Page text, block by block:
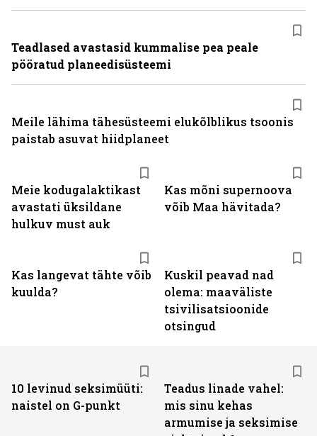
Meie kodugalaktikast
avastati üksildane
hulkuv must auk
Kas mõni supernoova
võib Maa hävitada?
Kas langevat tähte võib
kuulda?
Kuskil peavad nad
olema: maaväliste
tsivilisatsioonide
otsingud
Teadlased avastasid kummalise pea peale
pööratud planeedisüsteemi
Meile lähima tähesüsteemi elukõlblikus tsoonis
paistab asuvat hiidplaneet
10 levinud seksimüüti:
naistel on G-punkt
Teadus linade vahel:
mis sinu kehas
armumise ja seksimise